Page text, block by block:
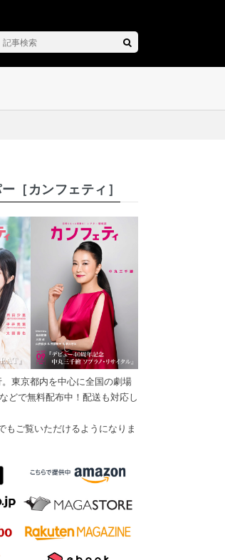
［カンフェティ］
東京都内を中心に全国の劇場
どで無料配布中！配送も対応し
もご覧いただけるようになりま